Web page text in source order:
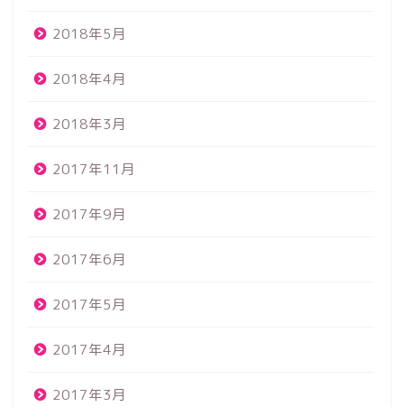
2018年5月
2018年4月
2018年3月
2017年11月
2017年9月
2017年6月
2017年5月
2017年4月
2017年3月